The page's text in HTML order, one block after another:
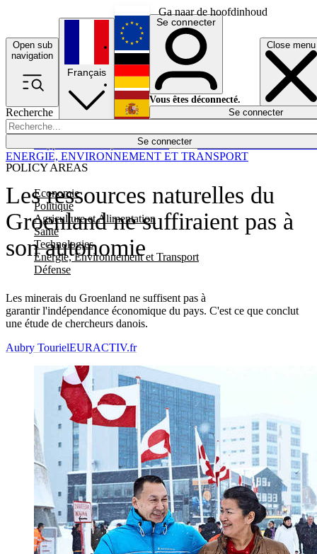
Ga naar de hoofdinhoud
Open sub
navigation
Close menu
Recherche
Se connecter
POLICY AREAS
Economie
Politique
Agriculture et Alimentation
Santé
Technologies
Energie, Environnement et Transport
Défense
Économie
Français
English
Deutsch
Español
Se connecter
Vous êtes déconnecté.
Se connecter
Les ressources naturelles du
Groenland ne suffiraient pas à
son autonomie
Les minerais du Groenland ne suffisent pas à
garantir l'indépendance économique du pays. C'est ce que conclut
une étude de chercheurs danois.
ENERGIE, ENVIRONNEMENT ET TRANSPORT
Aubry TourielEURACTIV.fr